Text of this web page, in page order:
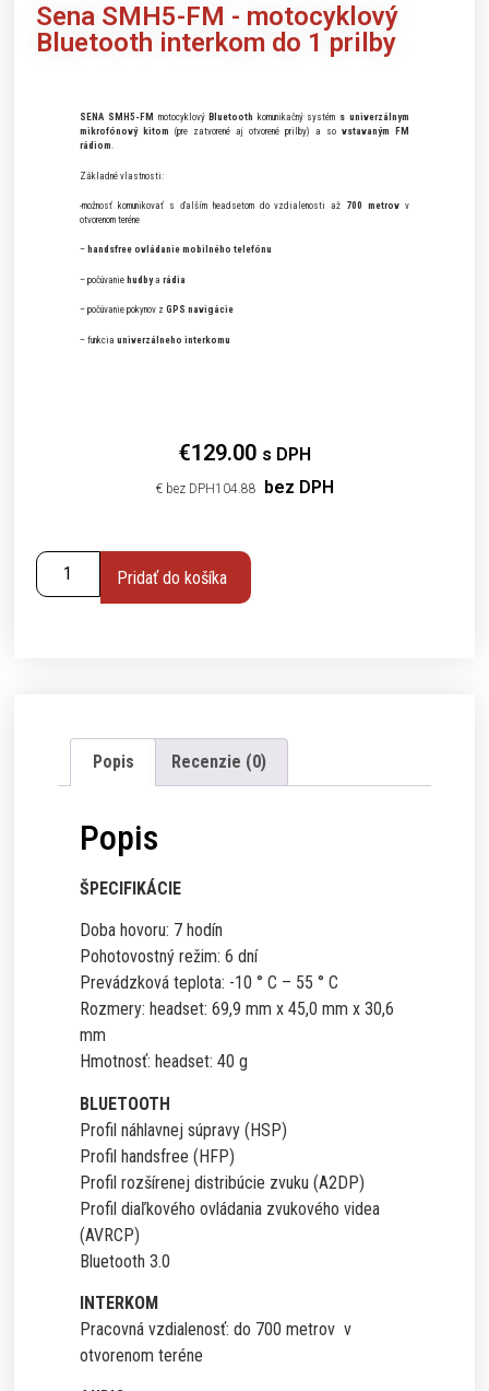
Sena SMH5-FM - motocyklový
Bluetooth interkom do 1 prilby
SENA SMH5-FM motocyklový Bluetooth komunikačný systém s univerzálnym
mikrofónový kitom(pre zatvorené aj otvorené prilby) a so vstavaným FM
rádiom.
Základné vlastnosti:
-možnosť komunikovať s ďalším headsetom do vzdialenosti až 700 metrovv
otvorenom teréne
– handsfree ovládanie mobilného telefónu
– počúvanie hudbya rádia
– počúvanie pokynov z GPS navigácie
– funkciauniverzálneho interkomu
€129.00 s DPH
€ 104.88 bez DPH
Pridať do košíka
Popis Recenzie (0)
Popis
ŠPECIFIKÁCIE
Doba hovoru: 7 hodín
Pohotovostný režim: 6 dní
Prevádzková teplota: -10 ° C – 55 ° C
Rozmery: headset: 69,9 mm x 45,0 mm x 30,6
mm
Hmotnosť: headset: 40 g
BLUETOOTH
Profil náhlavnej súpravy (HSP)
Profil handsfree (HFP)
Profil rozšírenej distribúcie zvuku (A2DP)
Profil diaľkového ovládania zvukového videa
(AVRCP)
Bluetooth 3.0
INTERKOM
Pracovná vzdialenosť: do 700 metrov v
otvorenom teréne